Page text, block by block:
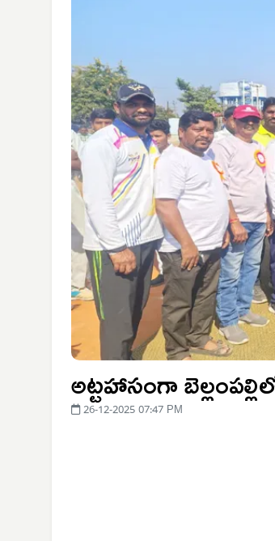
అట్టహాసంగా
26-12-2025 07:47 PM